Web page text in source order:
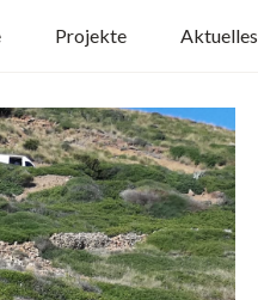
Projekte Aktuelles